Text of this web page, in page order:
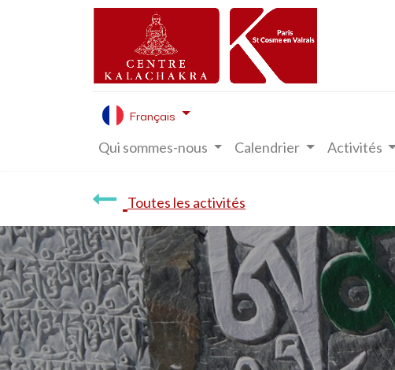
Français
Qui sommes-nous Calendrier Activités
Toutes les activités